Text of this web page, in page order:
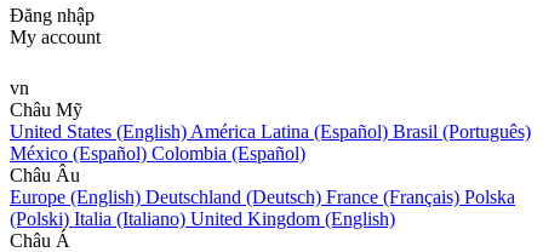
Đăng nhập
My account
vn
Châu Mỹ
United States (English) América Latina (Español) Brasil (Português)
México (Español) Colombia (Español)
Châu Âu
Europe (English) Deutschland (Deutsch) France (Français) Polska
(Polski) Italia (Italiano) United Kingdom (English)
Châu Á